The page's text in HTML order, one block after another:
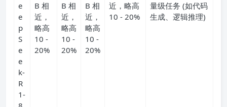
e
e
p
S
e
e
k-
R
1-
B 相
近，
略高
10 -
20%
B 相
近，
略高
10 -
20%
B 相
近，
略高
10 -
20%
近，略高
10 - 20%
量级任务 (如代码
生成、逻辑推理)